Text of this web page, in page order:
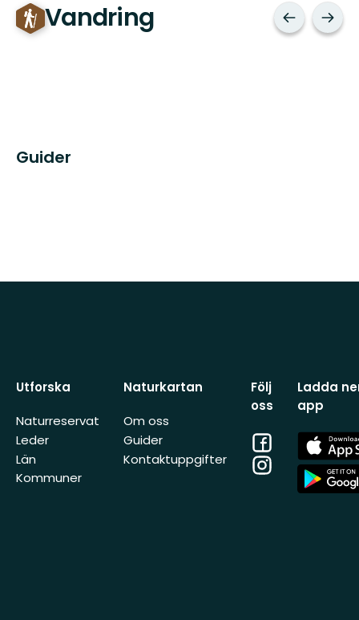
Vandring
Guider
Utforska
Naturreservat
Leder
Län
Kommuner
Naturkartan
Om oss
Guider
Kontaktuppgifter
Följ
oss
Facebook
Instagram
Ladda
app
App
Store
App
Store